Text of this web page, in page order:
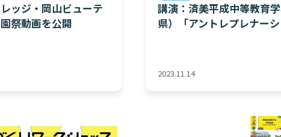
ッジ・岡山ビューテ
祭動画を公開
講演：済美平成中等教育
県）「アントレプレナーシ
2023.11.14